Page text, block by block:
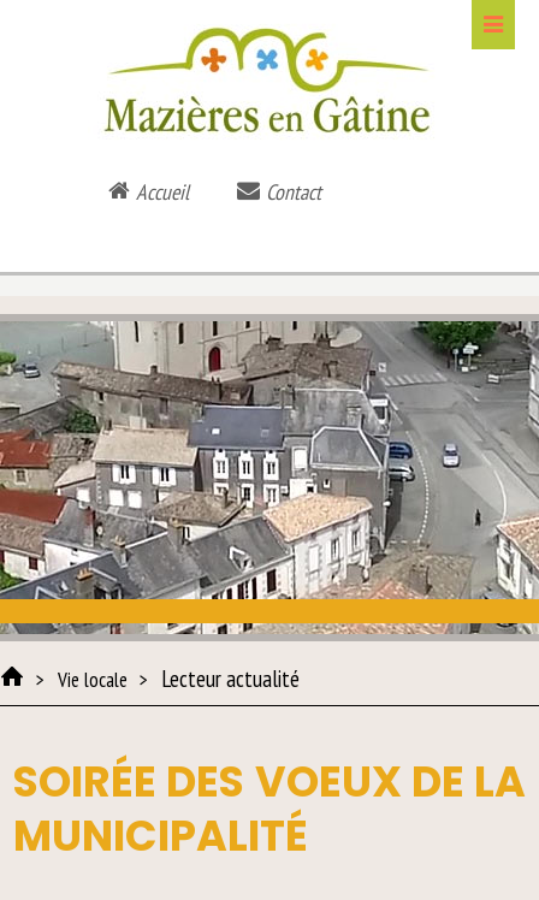
Accueil Contact
Vie locale Lecteur actualité
SOIRÉE DES VOEUX DE LA
MUNICIPALITÉ